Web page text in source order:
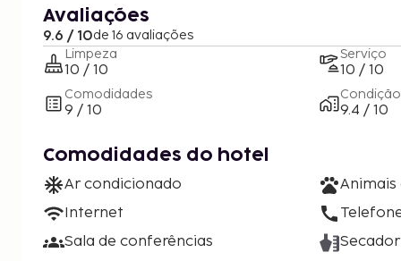
Avaliações
9.6 / 10de 16 avaliações
Limpeza
10 / 10
Comodidades
9 / 10
Serviço
10 / 10
Condição
9.4 / 10
Comodidades do hotel
Ar condicionado
Internet
Sala de conferências